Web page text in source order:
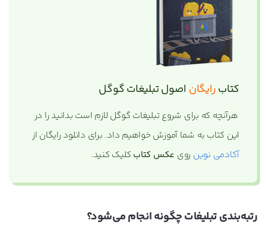
کتابرایگان اصول تبلیغات گوگل
هرآنچه که برای شروع تبلیغات گوگل لازم است بدانید را در
این کتاب به شما آموزش خواهیم داد. برای دانلود رایگان از
آکادمی نوین روی عکس کتاب کلیک کنید.
رتبه‌بندی تبلیغات چگونه انجام می‌شود؟